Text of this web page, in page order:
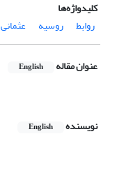
کلیدواژه‌ها
روابط
روسیه عثمانی
عنوان مقاله English
نویسنده English